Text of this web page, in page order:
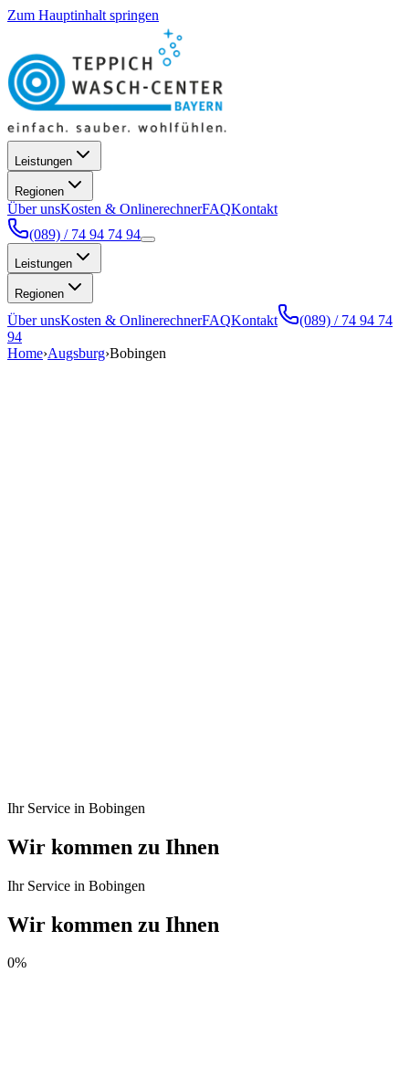
Zum Hauptinhalt springen
Leistungen
Regionen
Über unsKosten & OnlinerechnerFAQKontakt
(089) / 74 94 74 94
Leistungen
Regionen
Über unsKosten & OnlinerechnerFAQKontakt
(089) / 74 94 74
94
Home›Augsburg›Bobingen
Ihr Service in Bobingen
Wir kommen zu Ihnen
Ihr Service in Bobingen
Wir kommen zu Ihnen
0%